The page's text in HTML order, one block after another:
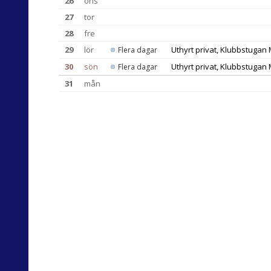
27
tor
28
fre
29
lör Flera dagar
Uthyrt privat, Klubbstugan
30
sön Flera dagar
Uthyrt privat, Klubbstugan
31
mån